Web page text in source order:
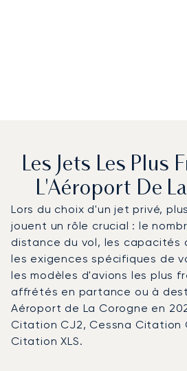
Les Jets Les Plus
L'Aéroport De
Lors du choix d'un jet privé,
jouent un rôle crucial : le
distance du vol, les capacités
les exigences spécifiques de
les modèles d'avions les plus
affrétés en partance ou à
Aéroport de La Corogne en
Citation CJ2, Cessna Citation
Citation XLS.